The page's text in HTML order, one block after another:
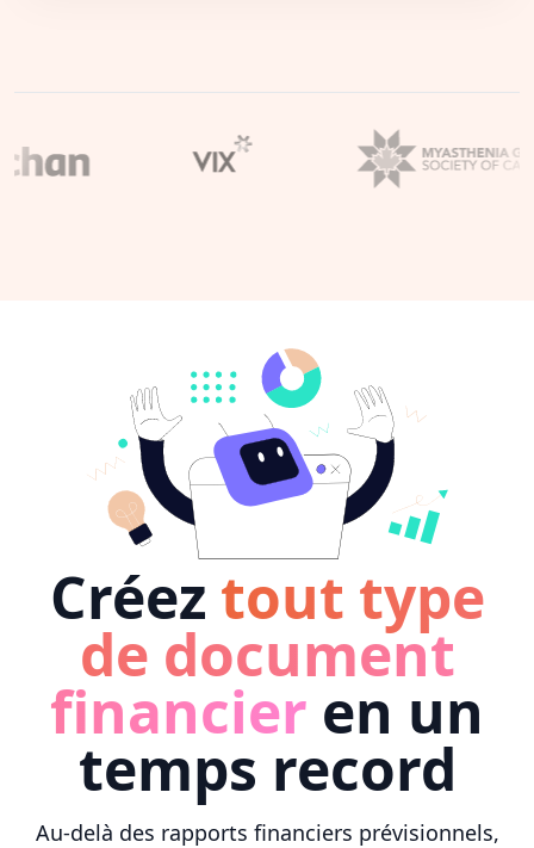
Créez tout type
de document
financier en un
temps record
Au-delà des rapports financiers prévisionnels,